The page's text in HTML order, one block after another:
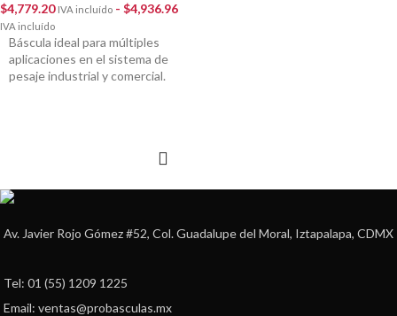
$4,779.20 IVA incluído - $4,936.96
IVA incluído
Báscula ideal para múltiples
aplicaciones en el sistema de
pesaje industrial y comercial.
Av. Javier Rojo Gómez #52, Col. Guadalupe del Moral, Iztapalapa, CDMX
Tel: 01 (55) 1209 1225
Email: ventas@probasculas.mx